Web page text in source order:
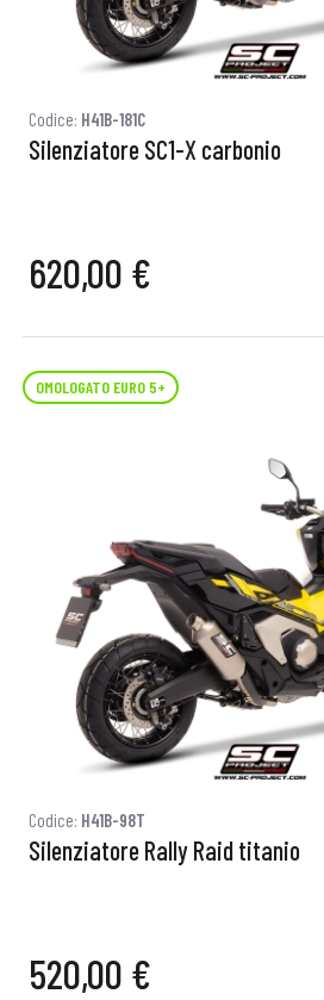
Codice: H41B-181C
Silenziatore SC1-X carbonio
620,00 €
OMOLOGATO EURO 5+
Codice: H41B-98T
Silenziatore Rally Raid titanio
520,00 €